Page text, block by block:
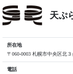
天ぷ
所在地
〒060-0003 札幌市中央区北
電話